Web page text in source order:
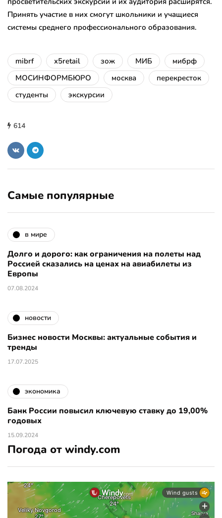
Принять участие в них смогут школьники и учащиеся
системы среднего профессионального образования.
mibrf x5retail зож МИБ
мибрф
МОСИНФОРМБЮРО
москва
перекресток
студенты
экскурсии
614
Самые популярные
в мире
Долго и дорого: как ограничения на полеты над
Россией сказались на ценах на авиабилеты из
Европы
07.08.2024
новости
Бизнес новости Москвы: актуальные события и
тренды
17.07.2025
экономика
Банк России повысил ключевую ставку до 19,00%
годовых
15.09.2024
Погода от windy.com